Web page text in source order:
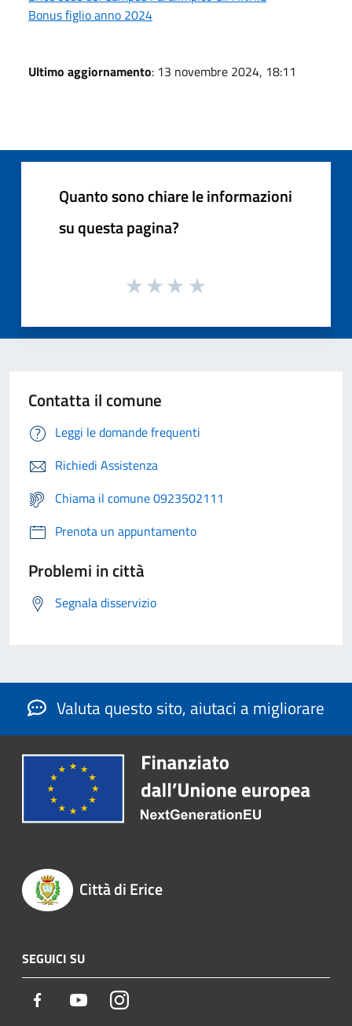
Bonus figlio anno 2024
Ultimo aggiornamento: 13 novembre 2024, 18:11
Quanto sono chiare le informazioni
su questa pagina?
Contatta il comune
Leggi le domande frequenti
Richiedi Assistenza
Chiama il comune 0923502111
Prenota un appuntamento
Problemi in città
Segnala disservizio
Valuta questo sito, aiutaci a migliorare
Città di Erice
SEGUICI SU
Facebook YoutubeInstagram